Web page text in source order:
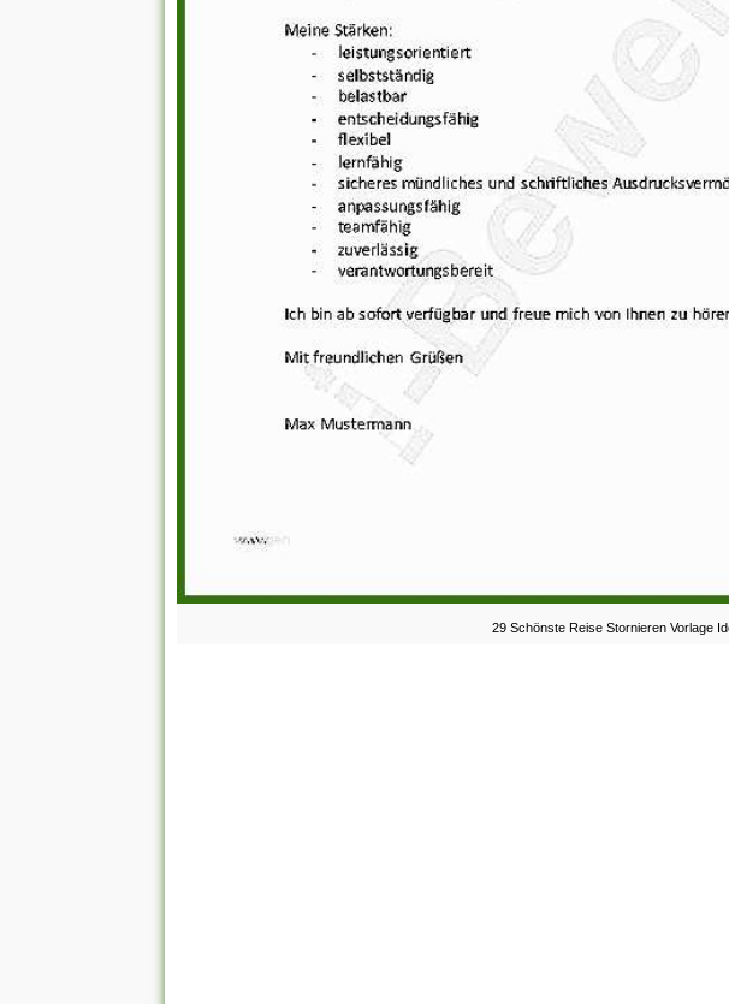
29 Schönste Reise Stornieren Vorlage